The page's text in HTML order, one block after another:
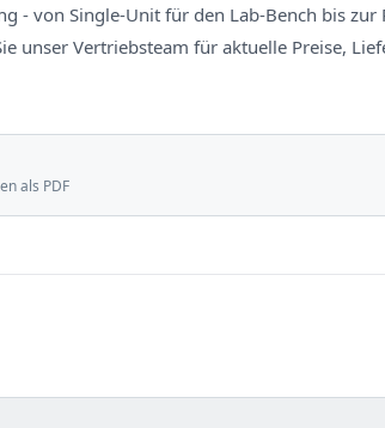
- von Single-Unit für den Lab-Bench bis
unser Vertriebsteam für aktuelle Preise,
als PDF